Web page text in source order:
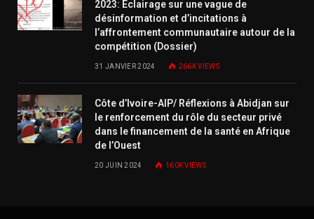
2023: Éclairage sur une vague de
désinformation et d’incitations à
l’affrontement communautaire autour de la
compétition (Dossier)
31 JANVIER 2024 266KVIEWS
Côte d’Ivoire-AIP/ Réflexions à Abidjan sur
le renforcement du rôle du secteur privé
dans le financement de la santé en Afrique
de l’Ouest
20 JUIN 2024 160KVIEWS